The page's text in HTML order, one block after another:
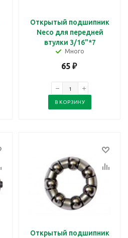
Открытый подшипник
Neco для передней
втулки 3/16"*7
Много
65₽
В КОРЗИНУ
Открытый подшипник